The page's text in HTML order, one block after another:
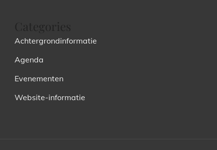
Achtergrondinformatie
Agenda
Evenementen
Website-informatie